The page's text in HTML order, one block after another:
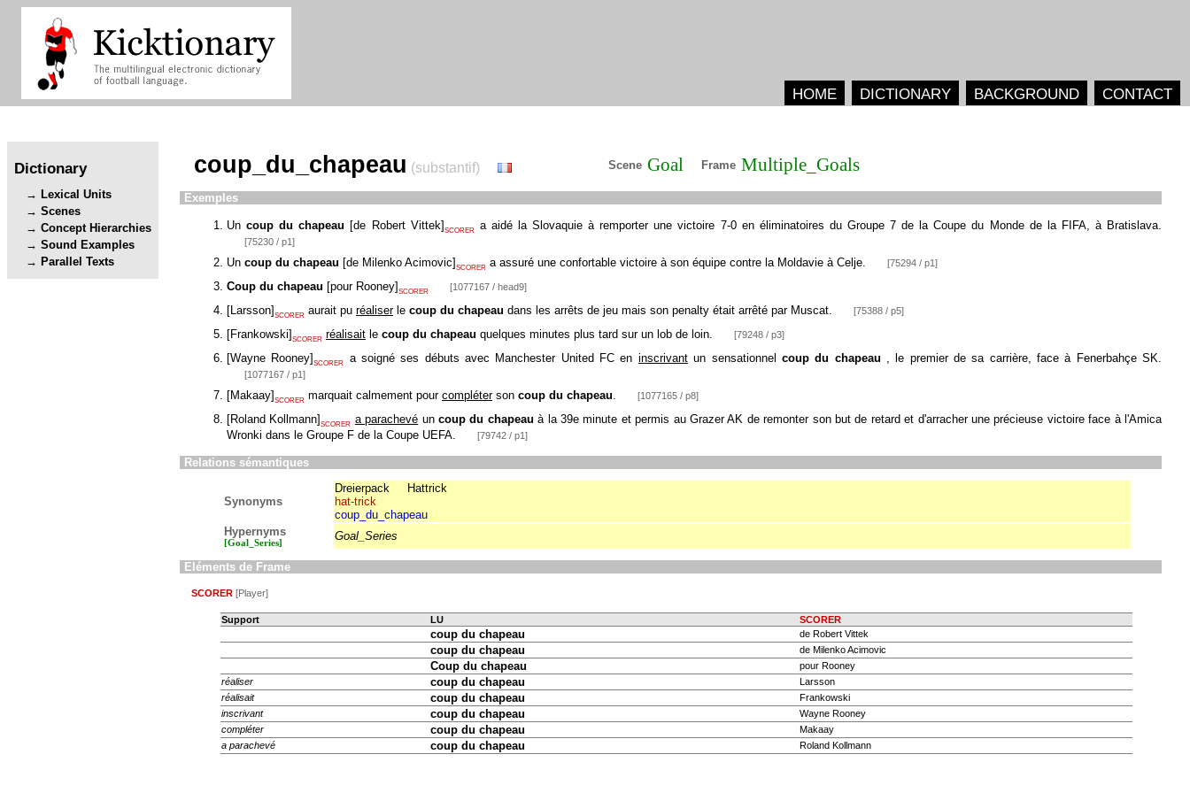
HOME DICTIONARY BACKGROUND CONTACT
Dictionary
Lexical Units
Scenes
Concept Hierarchies
Sound Examples
Parallel Texts
coup_du_chapeau (substantif) Scene Goal Frame Multiple_Goals
Exemples
Uncoup du chapeau [de Robert Vittek] SCORERa aidé la Slovaquie à remporter une victoire 7-0 en éliminatoires du Groupe 7 de la Coupe du Monde de la FIFA, à Bratislava.
[75230 / p1]
Un coup du chapeau [de Milenko Acimovic] SCORER a assuré une confortable victoire à son équipe contre la Moldavie à Celje. [75294 / p1]
Coup du chapeau [pour Rooney] SCORER [1077167 / head9]
[Larsson] SCORER aurait pu réaliserle coup du chapeau dans les arrêts de jeu mais son penalty était arrêté par Muscat. [75388 / p5]
[Frankowski] SCORER réalisait le coup du chapeau quelques minutes plus tard sur un lob de loin. [79248 / p3]
[Wayne Rooney] SCORER a soigné ses débuts avec Manchester United FC en inscrivantun sensationnel coup du chapeau , le premier de sa carrière, face à Fenerbahçe SK.
[1077167 / p1]
[Makaay] SCORER marquait calmement pour compléterson coup du chapeau [1077165 / p8]
[Roland Kollmann] SCORER a parachevé uncoup du chapeau à la 39e minute et permis au Grazer AK de remonter son but de retard et d'arracher une précieuse victoire face à l'Amica
Wronki dans le Groupe F de la Coupe UEFA.
[79742 / p1]
Relations sémantiques
Synonyms
Dreierpack
Hattrick
hat-trick
coup_du_chapeau
Hypernyms
[Goal_Series]
Goal_Series
Eléments de Frame
SCORER [Player]
Support LU SCORER
coup du chapeau de Robert Vittek
coup du chapeau de Milenko Acimovic
Coup du chapeau
pour Rooney
réaliser
coup du chapeau
Larsson
réalisait
coup du chapeau
Frankowski
inscrivant
coup du chapeau
Wayne Rooney
compléter
coup du chapeau
Makaay
a parachevé
coup du chapeau Roland Kollmann